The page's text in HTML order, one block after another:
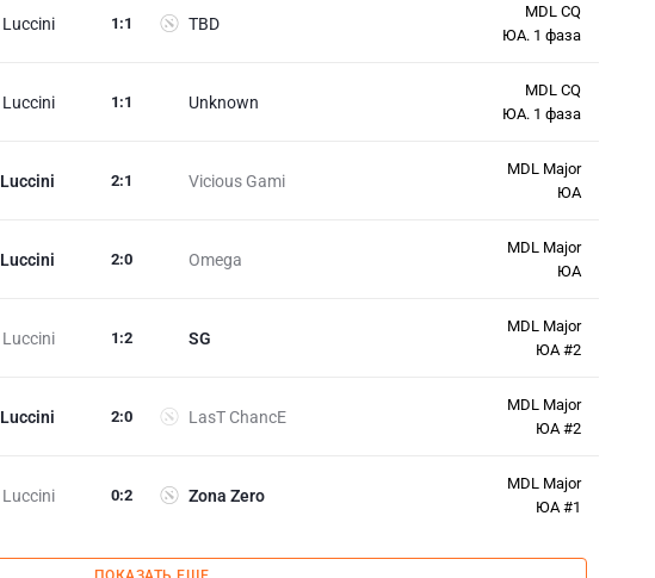
Luccini TBD
1 :1
MDL CQ
ЮА. 1 фаза
Luccini Unknown
1 :1
MDL CQ
ЮА. 1 фаза
Luccini Vicious Gami
2:1
MDL Major
ЮА
Luccini Omega
2:0
MDL Major
ЮА
Luccini SG
1 :2
MDL Major
ЮА #2
Luccini LasT ChancE
2:0
MDL Major
ЮА #2
Luccini Zona Zero
0:2
MDL Major
ЮА #1